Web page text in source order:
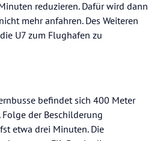
reduzieren. Dafür wird dann
mehr anfahren. Des Weiteren
U7 zum Flughafen zu
befindet sich 400 Meter
der Beschilderung
etwa drei Minuten. Die